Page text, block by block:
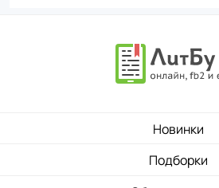
Новинки
Подборки